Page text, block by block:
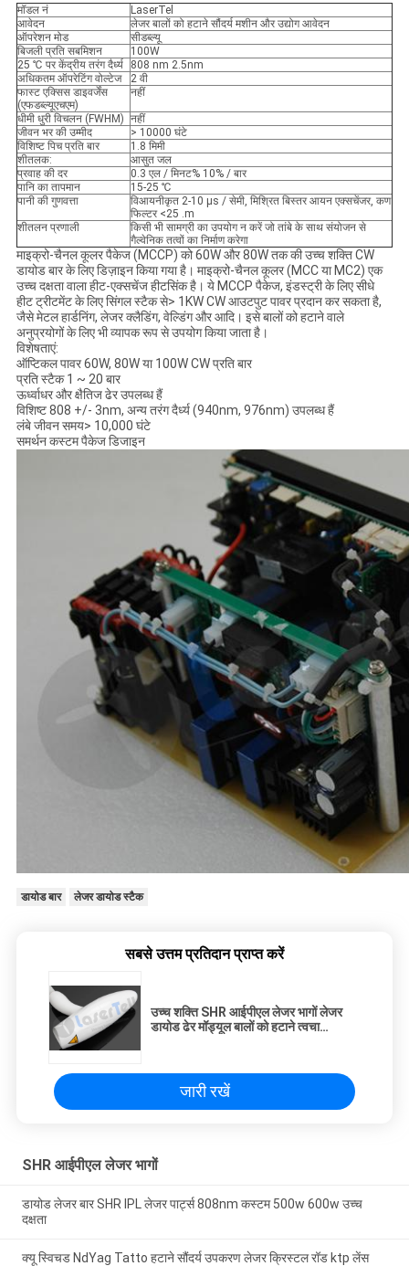
मॉडल नं
LaserTel
आवेदन
लेजर बालों को हटाने सौंदर्य मशीन और उद्योग आवेदन
ऑपरेशन मोड
सीडब्ल्यू
बिजली प्रति सबमिशन
100W
25 ℃ पर केंद्रीय तरंग दैर्ध्य
808 nm 2.5nm
अधिकतम ऑपरेटिंग वोल्टेज
2 वी
फास्ट एक्सिस डाइवर्जेंस
(एफडब्ल्यूएचएम)
नहीं
धीमी धुरी विचलन (FWHM) नहीं
जीवन भर की उम्मीद
> 10000 घंटे
विशिष्ट पिच प्रति बार
1.8 मिमी
शीतलक:
आसुत जल
प्रवाह की दर
0.3 एल / मिनट% 10% / बार
पानि का तापमान
15-25 ℃
पानी की गुणवत्ता
विआयनीकृत 2-10 µs / सेमी, मिश्रित बिस्तर आयन एक्सचेंजर, कण
फिल्टर <25 .m
शीतलन प्रणाली
किसी भी सामग्री का उपयोग न करें जो तांबे के साथ संयोजन से
गैल्वेनिक तत्वों का निर्माण करेगा
माइक्रो-चैनल कूलर पैकेज (MCCP) को 60W और 80W तक की उच्च शक्ति CW
डायोड बार के लिए डिज़ाइन किया गया है। माइक्रो-चैनल कूलर (MCC या MC2) एक
उच्च दक्षता वाला हीट-एक्सचेंज हीटसिंक है। ये MCCP पैकेज, इंडस्ट्री के लिए सीधे
हीट ट्रीटमेंट के लिए सिंगल स्टैक से> 1KW CW आउटपुट पावर प्रदान कर सकता है,
जैसे मेटल हार्डनिंग, लेजर क्लैडिंग, वेल्डिंग और आदि। इसे बालों को हटाने वाले
अनुप्रयोगों के लिए भी व्यापक रूप से उपयोग किया जाता है।
विशेषताएं:
ऑप्टिकल पावर 60W, 80W या 100W CW प्रति बार
प्रति स्टैक 1 ~ 20 बार
ऊर्ध्वाधर और क्षैतिज ढेर उपलब्ध हैं
विशिष्ट 808 +/- 3nm, अन्य तरंग दैर्ध्य (940nm, 976nm) उपलब्ध हैं
लंबे जीवन समय> 10,000 घंटे
समर्थन कस्टम पैकेज डिजाइन
डायोड बार लेजर डायोड स्टैक
सबसे उत्तम प्रतिदान प्राप्त करें
उच्च शक्ति SHR आईपीएल लेजर भागों लेजर
डायोड ढेर मॉड्यूल बालों को हटाने त्वचा
जारी रखें
SHR आईपीएल लेजर भागों
डायोड लेजर बार SHR IPL लेजर पार्ट्स 808nm कस्टम 500w 600w उच्च
दक्षता
क्यू स्विचड NdYag Tatto हटाने सौंदर्य उपकरण लेजर क्रिस्टल रॉड ktp लेंस